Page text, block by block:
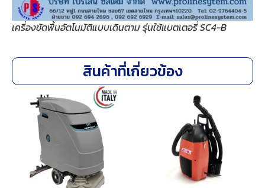
เครื่องขัดพื้นอัตโนมัติแบบเดินตาม รุ่นใช้แบตเตอรี่ SC4-B
สินค้าที่เกี่ยวข้อง